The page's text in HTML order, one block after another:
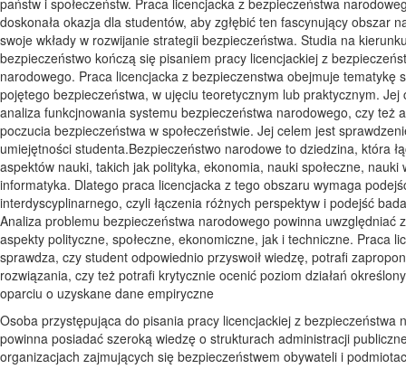
doskonała okazja dla studentów, aby zgłębić ten fascynujący obszar
swoje wkłady w rozwijanie strategii bezpieczeństwa. Studia na
bezpieczeństwo kończą się pisaniem pracy licencjackiej z
narodowego. Praca licencjacka z bezpieczenstwa obejmuje tematykę
pojętego bezpieczeństwa, w ujęciu teoretycznym lub praktycznym. Jej
analiza funkcjnowania systemu bezpieczeństwa narodowego, czy też
poczucia bezpieczeństwa w społeczeństwie. Jej celem jest
umiejętności studenta.Bezpieczeństwo narodowe to dziedzina, która
aspektów nauki, takich jak polityka, ekonomia, nauki społeczne, nauki
informatyka. Dlatego praca licencjacka z tego obszaru wymaga
interdyscyplinarnego, czyli łączenia różnych perspektyw i podejść
Analiza problemu bezpieczeństwa narodowego powinna uwzględniać
aspekty polityczne, społeczne, ekonomiczne, jak i techniczne. Praca
sprawdza, czy student odpowiednio przyswoił wiedzę, potrafi
rozwiązania, czy też potrafi krytycznie ocenić poziom działań
oparciu o uzyskane dane empiryczne
Osoba przystępująca do pisania pracy licencjackiej z bezpieczeństwa
powinna posiadać szeroką wiedzę o strukturach administracji
organizacjach zajmujących się bezpieczeństwem obywateli i